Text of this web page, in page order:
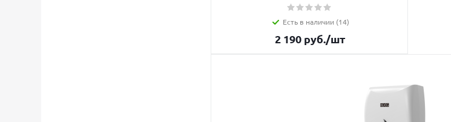
Есть в наличии (14)
2 190руб./шт